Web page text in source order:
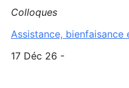
Colloques
Assistance,
17 Déc 26 -